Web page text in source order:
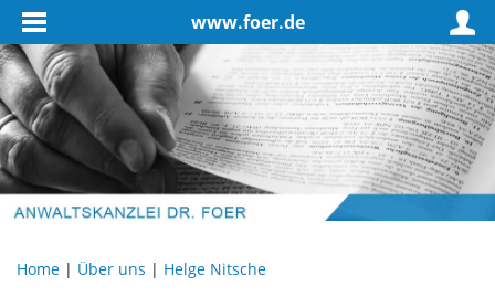
www.foer.de
Home | Über uns | Helge Nitsche